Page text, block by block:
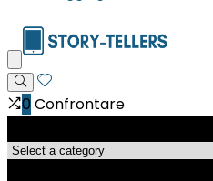
0 Confrontare